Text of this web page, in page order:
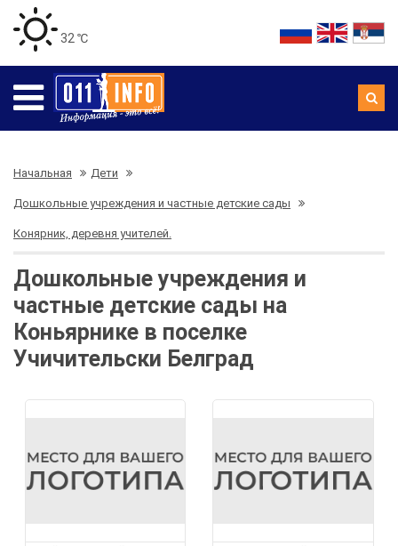
32 ℃
Начальная Дети
Дошкольные учреждения и частные детские сады
Конярник, деревня учителей.
Дошкольные учреждения и
частные детские сады на
Коньярнике в поселке
Учичительски Белград